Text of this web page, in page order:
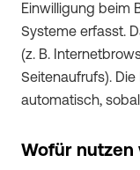
Einwilligung beim
Systeme erfasst.
(z. B.
Seitenaufrufs).
automatisch,
Wofür nutzen